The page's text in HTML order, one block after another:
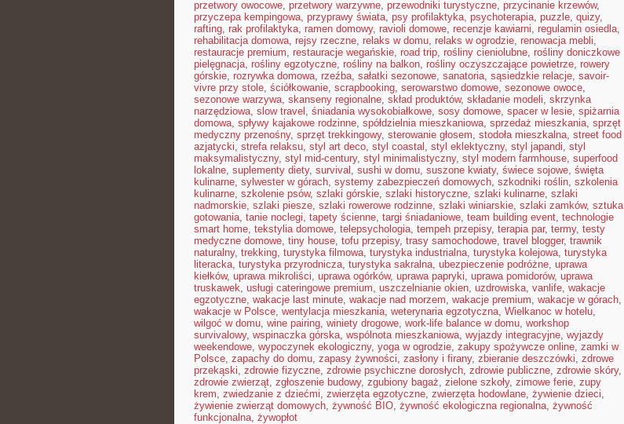
przetwory owocowe, przetwory warzywne, przewodniki turystyczne, przycinanie krzewów,
przyczepa kempingowa, przyprawy świata, psy profilaktyka, psychoterapia, puzzle, quizy,
rafting, rak profilaktyka, ramen domowy, ravioli domowe, recenzje kawiarni, regulamin osiedla,
rehabilitacja domowa, rejsy rzeczne, relaks w domu, relaks w ogrodzie, renowacja mebli,
restauracje premium, restauracje wegańskie, road trip, rośliny cieniolubne, rośliny doniczkowe
pielęgnacja, rośliny egzotyczne, rośliny na balkon, rośliny oczyszczające powietrze, rowery
górskie, rozrywka domowa, rzeźba, sałatki sezonowe, sanatoria, sąsiedzkie relacje, savoir-
vivre przy stole, ściółkowanie, scrapbooking, serowarstwo domowe, sezonowe owoce,
sezonowe warzywa, skanseny regionalne, skład produktów, składanie modeli, skrzynka
narzędziowa, slow travel , śniadania wysokobiałkowe, sosy domowe, spacer w lesie, spiżarnia
domowa, spływy kajakowe rodzinne, spółdzielnia mieszkaniowa, sprzedaż mieszkania, sprzęt
medyczny przenośny, sprzęt trekkingowy, sterowanie głosem, stodoła mieszkalna, street food
azjatycki, strefa relaksu, styl art deco, styl coastal , styl eklektyczny, styl japandi, styl
maksymalistyczny, styl mid-century, styl minimalistyczny, styl modern farmhouse, superfood
lokalne, suplementy diety, survival , sushi w domu, suszone kwiaty, świece sojowe, święta
kulinarne, sylwester w górach, systemy zabezpieczeń domowych, szkodniki roślin, szkolenia
kulinarne, szkolenie psów, szlaki górskie, szlaki historyczne, szlaki kulinarne, szlaki
nadmorskie, szlaki piesze, szlaki rowerowe rodzinne, szlaki winiarskie, szlaki zamków, sztuka
gotowania, tanie noclegi, tapety ścienne, targi śniadaniowe, team building event, technologie
smart home, tekstylia domowe, telepsychologia, tempeh przepisy, terapia par, termy, testy
medyczne domowe, tiny house, tofu przepisy, trasy samochodowe, travel blogger, trawnik
naturalny, trekking, turystyka filmowa, turystyka industrialna, turystyka kolejowa, turystyka
literacka, turystyka przyrodnicza, turystyka sakralna, ubezpieczenie podróżne, uprawa
kiełków, uprawa mikroliści, uprawa ogórków, uprawa papryki, uprawa pomidorów, uprawa
truskawek, usługi cateringowe premium, uszczelnianie okien, uzdrowiska, vanlife, wakacje
egzotyczne, wakacje last minute, wakacje nad morzem, wakacje premium, wakacje w górach,
wakacje w Polsce, wentylacja mieszkania, weterynaria egzotyczna, Wielkanoc w hotelu,
wilgoć w domu, wine pairing, winiety drogowe, work-life balance w domu, workshop
survivalowy, wspinaczka górska, wspólnota mieszkaniowa, wyjazdy integracyjne, wyjazdy
weekendowe, wypoczynek ekologiczny, yoga w ogrodzie, zakupy spożywcze online, zamki w
Polsce, zapachy do domu, zapasy żywności, zasłony i firany, zbieranie deszczówki, zdrowe
przekąski, zdrowie fizyczne, zdrowie psychiczne dorosłych, zdrowie publiczne, zdrowie skóry,
zdrowie zwierząt, zgłoszenie budowy, zgubiony bagaż, zielone szkoły, zimowe ferie, zupy
krem, zwiedzanie z dziećmi, zwierzęta egzotyczne, zwierzęta hodowlane, żywienie dzieci,
żywienie zwierząt domowych, żywność BIO, żywność ekologiczna regionalna, żywność
funkcjonalna, żywopłot